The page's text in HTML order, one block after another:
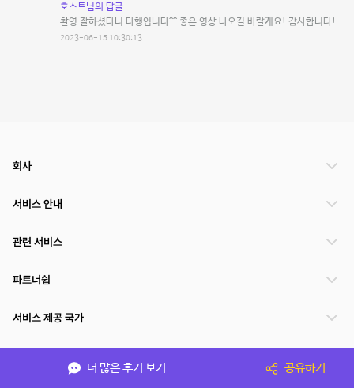
호스트님의 답글
촬영 잘하셨다니 다행입니다^^ 좋은 영상 나오길 바랄게요! 감사합니다!
2023-06-15 10:30:13
더 많은 후기 보기 공유하기
회사
서비스 안내
관련 서비스
파트너쉽
서비스 제공 국가
(주)NSPACE 사업자정보